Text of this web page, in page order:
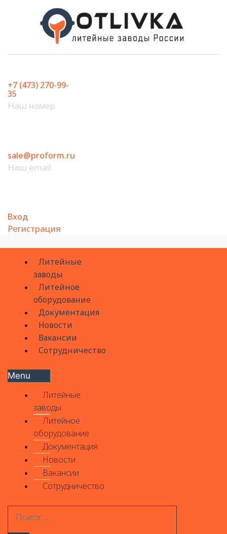
содержимому
+7 (473) 270-99-
35
Наш номер
sale@proform.ru
Наш email
Вход
Регистрация
Литейные
заводы
Литейное
оборудование
Документация
Новости
Вакансии
Сотрудничество
Menu
Литейные
заводы
Литейное
оборудование
Документация
Новости
Вакансии
Сотрудничество